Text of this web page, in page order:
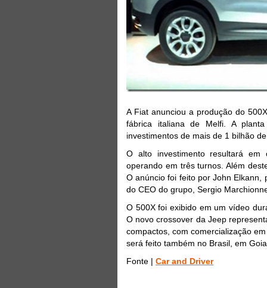
A Fiat anunciou a produção do
fábrica italiana de Melfi. A
investimentos de mais de 1 bilhão de
O alto investimento resultará em
operando em três turnos. Além
O anúncio foi feito por John Elkann,
do CEO do grupo, Sergio
O 500X foi exibido em um vídeo
O novo crossover da Jeep
compactos, com comercialização
será feito também no Brasil, em
Fonte | Car and Driver